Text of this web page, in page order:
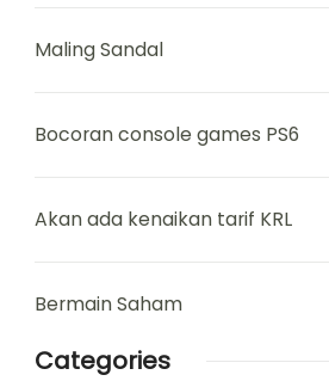
Maling Sandal
Bocoran console games PS6
Akan ada kenaikan tarif KRL
Bermain Saham
Categories